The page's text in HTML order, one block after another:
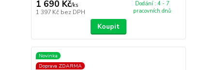
1 690 Kč/ks
1 397 Kč bez DPH
Dodání : 4 - 7
pracovních dnů
Koupit
Novinka
Doprava ZDARMA